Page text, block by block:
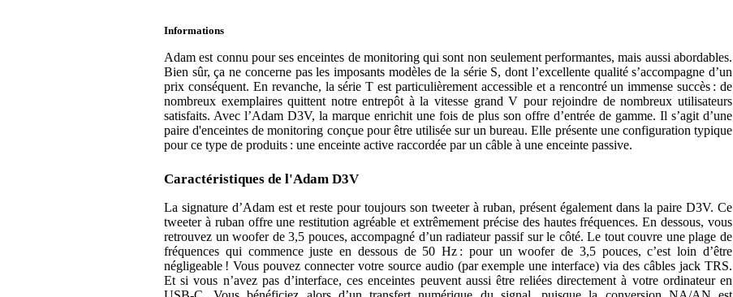
Informations
Adam est connu pour ses enceintes de monitoring qui sont non seulement performantes, mais aussi abordables.
Bien sûr, ça ne concerne pas les imposants modèles de la série S, dont l’excellente qualité s’accompagne d’un
prix conséquent. En revanche, la série T est particulièrement accessible et a rencontré un immense succès : de
nombreux exemplaires quittent notre entrepôt à la vitesse grand V pour rejoindre de nombreux utilisateurs
satisfaits. Avec l’Adam D3V, la marque enrichit une fois de plus son offre d’entrée de gamme. Il s’agit d’une
paire d'enceintes de monitoring conçue pour être utilisée sur un bureau. Elle présente une configuration typique
pour ce type de produits : une enceinte active raccordée par un câble à une enceinte passive.
Caractéristiques de l'Adam D3V
La signature d’Adam est et reste pour toujours son tweeter à ruban, présent également dans la paire D3V. Ce
tweeter à ruban offre une restitution agréable et extrêmement précise des hautes fréquences. En dessous, vous
retrouvez un woofer de 3,5 pouces, accompagné d’un radiateur passif sur le côté. Le tout couvre une plage de
fréquences qui commence juste en dessous de 50 Hz : pour un woofer de 3,5 pouces, c’est loin d’être
négligeable ! Vous pouvez connecter votre source audio (par exemple une interface) via des câbles jack TRS.
Et si vous n’avez pas d’interface, ces enceintes peuvent aussi être reliées directement à votre ordinateur en